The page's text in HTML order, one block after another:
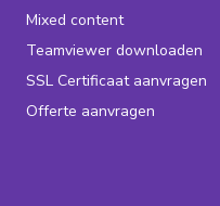
Mixed content
Teamviewer downloaden
SSL Certificaat aanvragen
Offerte aanvragen